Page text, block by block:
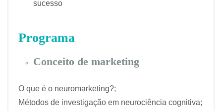
sucesso
Programa
Conceito de marketing
O que é o neuromarketing?;
Métodos de investigação em neurociência cognitiva;